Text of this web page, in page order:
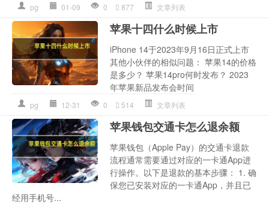
pg 01-09 0 877 文章列表
苹果十四什么时候上市
iPhone 14于2023年9月16日正式上市
其他小伙伴的相似问题： 苹果14的价格
是多少？ 苹果14pro何时发布？ 2023
年苹果新品发布会时间
pg 12-31 0 514 文章列表
苹果钱包交通卡怎么退余额
苹果钱包（Apple Pay）的交通卡退款
流程通常需要通过对应的一卡通App进
行操作。以下是退款的基本步骤： 1. 确
保您已安装对应的一卡通App，并且已
经用手机号...